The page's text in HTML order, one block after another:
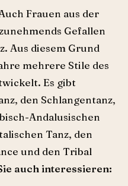
Frauen aus der
Gefallen
Aus diesem Grund
mehrere Stile des
Es gibt
den Schlangentanz,
Andalusischen
Tanz, den
und den Tribal
auch interessieren: